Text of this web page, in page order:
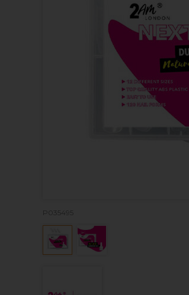
P035495